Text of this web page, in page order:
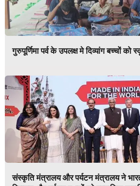
गुरुपूर्णिमा पर्व के उपलक्ष मे दिव्यांग बच्चों को
संस्कृति मंत्रालय और पर्यटन मंत्रालय ने